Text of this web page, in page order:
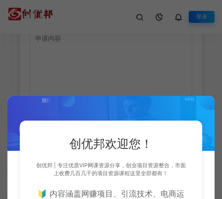
登录
生活不止眼前的苟且，还有诗和远方
创优邦欢迎您！
创优邦 | 专注优质VIP网课资源分享，创业项目资源整合，市面
上收费几百几千的项目资源课程这里全部都有！
🔰 内容涵盖网赚项目、引流技术、电商运